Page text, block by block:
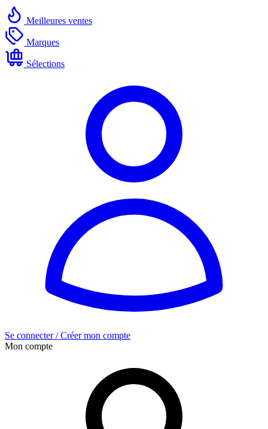
Meilleures ventes
Marques
Sélections
Se connecter / Créer mon compte
Mon compte